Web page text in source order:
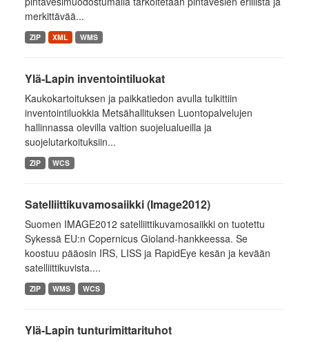
merkittävää...
ZIP XML WMS
Ylä-Lapin inventointiluokat
Kaukokartoituksen ja paikkatiedon avulla tulkittiin
inventointiluokkia Metsähallituksen Luontopalvelujen
hallinnassa olevilla valtion suojelualueilla ja
suojelutarkoituksiin...
ZIP WCS
Satelliittikuvamosaiikki (Image2012)
Suomen IMAGE2012 satelliittikuvamosaiikki on tuotettu
Sykessä EU:n Copernicus Gioland-hankkeessa. Se
koostuu pääosin IRS, LISS ja RapidEye kesän ja kevään
satelliittikuvista....
ZIP WMS WCS
Ylä-Lapin tunturimittarituhot